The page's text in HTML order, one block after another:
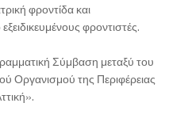
φροντίδα και
φροντιστές.
Σύμβαση μεταξύ του
Οργανισμού της Περιφέρειας